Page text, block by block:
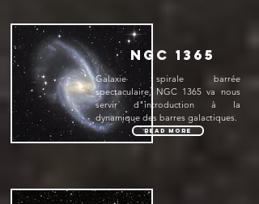
NGC 1365
Galaxie spirale barrée
spectaculaire, NGC 1365 va nous
servir d"introduction à la
dynamique des barres galactiques.
Read More